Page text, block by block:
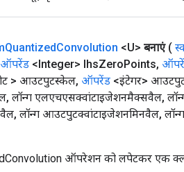
QuantizedConvolution <U> बनाएं (
ऑपरेंड <Integer> lhsZeroPoints,
> आउटपुटस्केल, ऑपरेंड <इंटेगर>
, लॉन्ग एलएचएसक्वांटाइजेशनमैक्सवैल,
, लॉन्ग आउटपुटक्वांटाइजेशनमिनवैल,
ऑपरेशन को लपेटकर एक